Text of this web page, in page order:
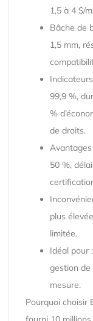
1,5 à 4 $/
Bâche de
1,5 mm,
99,9 %,
%
de droits.
50 %,
plus
limitée.
Idéal pour
gestion de
mesure.
Pourquoi choisir